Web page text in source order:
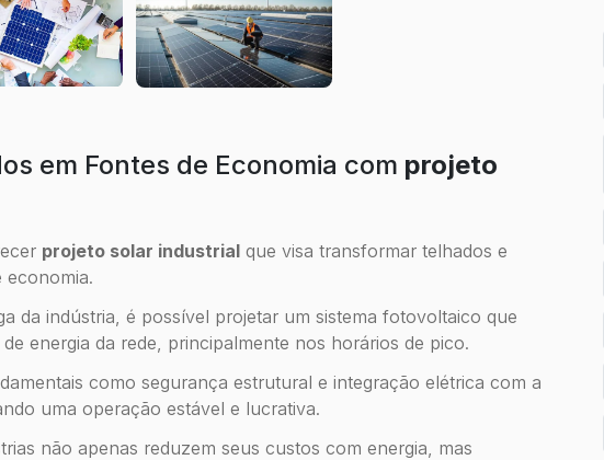
em Fontes de Economia com projeto
projeto solar industrial que visa transformar telhados e
economia.
da indústria, é possível projetar um sistema fotovoltaico que
energia da rede, principalmente nos horários de pico.
como segurança estrutural e integração elétrica com a
uma operação estável e lucrativa.
não apenas reduzem seus custos com energia, mas